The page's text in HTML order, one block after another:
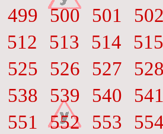
499 500 501
512 513 514
515
525 526 527
538 539 540
551 552 553